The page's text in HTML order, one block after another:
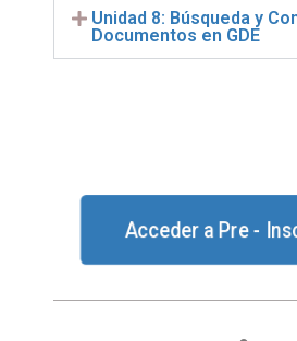
Unidad 8: Búsqueda y
Documentos en GDE
Acceder a Pre -